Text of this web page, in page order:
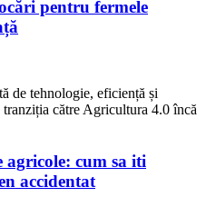
pentru fermele
de tehnologie, eficiență și
tranziția către Agricultura 4.0 încă
cum sa iti
accidentat